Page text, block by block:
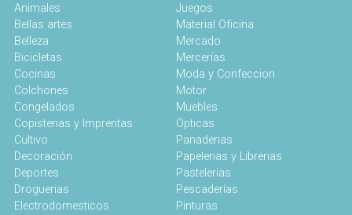
Animales
Bellas artes
Belleza
Bicicletas
Cocinas
Colchones
Congelados
Copisterias y Imprentas
Cultivo
Decoración
Deportes
Droguerias
Electrodomesticos
Juegos
Material Oficina
Mercado
Mercerías
Moda y Confeccion
Motor
Muebles
Opticas
Panaderias
Papelerias y Librerias
Pastelerias
Pescaderías
Pinturas